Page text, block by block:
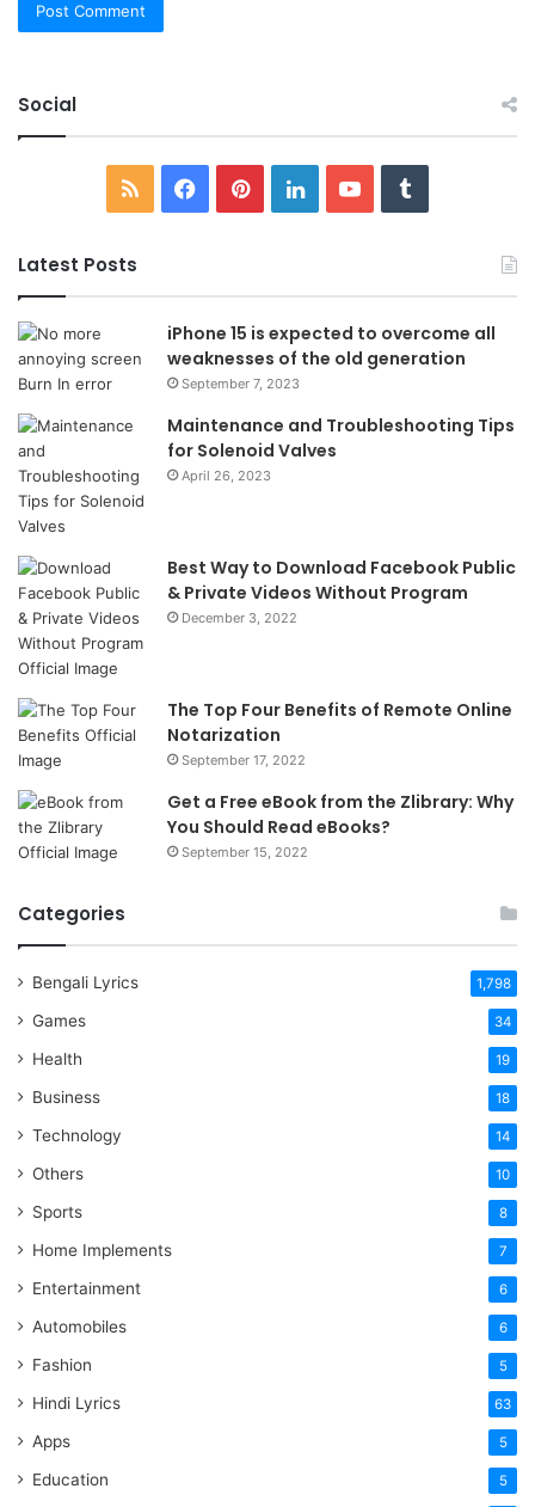
Social
RSS Facebook
PinterestLinkedInYouTubeTumblr
Latest Posts
iPhone 15 is expected to overcome all
weaknesses of the old generation
September 7, 2023
Maintenance and Troubleshooting Tips
for Solenoid Valves
April 26, 2023
Best Way to Download Facebook Public
& Private Videos Without Program
December 3, 2022
The Top Four Benefits of Remote Online
Notarization
September 17, 2022
Get a Free eBook from the Zlibrary: Why
You Should Read eBooks?
September 15, 2022
Categories
Bengali Lyrics 1,798
Games 34
Health 19
Business 18
Technology 14
Others 10
Sports 8
Home Implements 7
Entertainment 6
Automobiles 6
Fashion 5
Hindi Lyrics 63
Apps 5
Education 5